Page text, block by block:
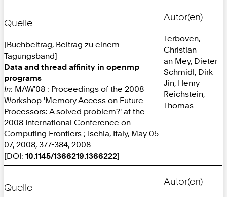
Quelle
[Buchbeitrag, Beitrag zu einem
Tagungsband]
Data and thread affinity in openmp
programs
In: MAW'08 : Proceedings of the 2008
Workshop 'Memory Access on Future
Processors: A solved problem?' at the
2008 International Conference on
Computing Frontiers ; Ischia, Italy, May 05-
07, 2008, 377-384, 2008
[DOI: 10.1145/1366219.1366222]
Autor(en)
Terboven,
Christian
an Mey, Dieter
Schmidl, Dirk
Jin, Henry
Reichstein,
Thomas
Quelle
Autor(en)